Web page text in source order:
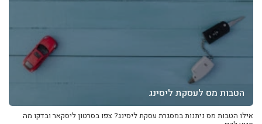
הטבות מס לעסקת ליסינג
אילו הטבות מס ניתנות במסגרת עסקת ליסינג? צפו בסרטון ליסקאר ובדקו מה